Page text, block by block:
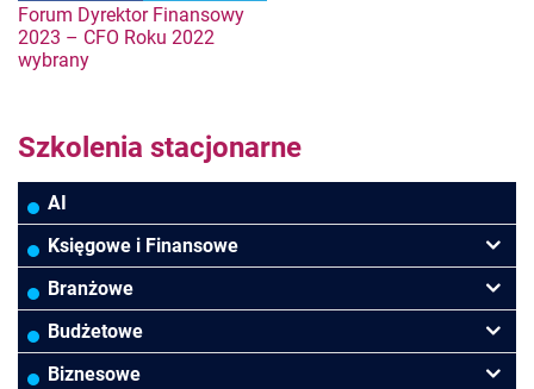
Nawigacja
wpisu
Forum Dyrektor Finansowy
2023 – CFO Roku 2022
wybrany
Szkolenia stacjonarne
AI
Księgowe i Finansowe
Podatki VAT/CIT/PIT
Rachunkowość
Finanse
Branżowe
Banki
Budowlana/Deweloperska
Budżetowe
Rachunkowość budżetowa
Biznesowe